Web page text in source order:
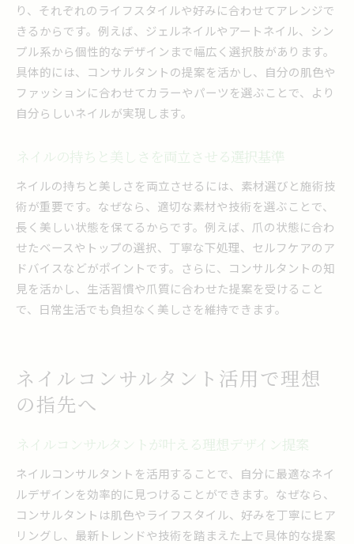
り、それぞれのライフスタイルや好みに合わせてアレンジで
きるからです。例えば、ジェルネイルやアートネイル、シン
プル系から個性的なデザインまで幅広く選択肢があります。
具体的には、コンサルタントの提案を活かし、自分の肌色や
ファッションに合わせてカラーやパーツを選ぶことで、より
自分らしいネイルが実現します。
ネイルの持ちと美しさを両立させる選択基準
ネイルの持ちと美しさを両立させるには、素材選びと施術技
術が重要です。なぜなら、適切な素材や技術を選ぶことで、
長く美しい状態を保てるからです。例えば、爪の状態に合わ
せたベースやトップの選択、丁寧な下処理、セルフケアのア
ドバイスなどがポイントです。さらに、コンサルタントの知
見を活かし、生活習慣や爪質に合わせた提案を受けること
で、日常生活でも負担なく美しさを維持できます。
ネイルコンサルタント活用で理想
の指先へ
ネイルコンサルタントが叶える理想デザイン提案
ネイルコンサルタントを活用することで、自分に最適なネイ
ルデザインを効率的に見つけることができます。なぜなら、
コンサルタントは肌色やライフスタイル、好みを丁寧にヒア
リングし、最新トレンドや技術を踏まえた上で具体的な提案